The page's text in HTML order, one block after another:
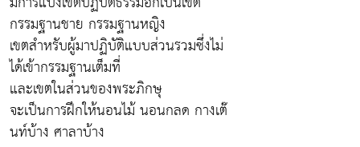
กรรมฐานชาย กรรมฐานหญิง
เขตสำหรับผู้มาปฏิบัติแบบส่วนรวมซึ่งไม่
ได้เข้ากรรมฐานเต็มที่
และเขตในส่วนของพระภิกษุ
จะเป็นการฝึกให้นอนไม้ นอนกลด กางเต๊
นท์บ้าง ศาลาบ้าง